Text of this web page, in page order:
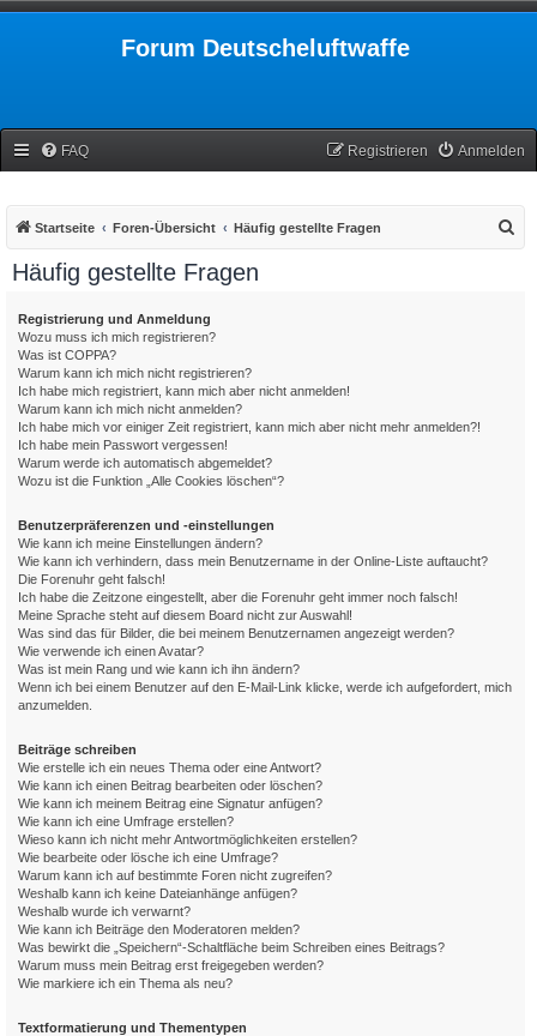
Forum Deutscheluftwaffe
FAQ Anmelden
Registrieren
Startseite Foren-Übersicht Häufig gestellte Fragen
Häufig gestellte Fragen
Registrierung und Anmeldung
Wozu muss ich mich registrieren?
Was ist COPPA?
Warum kann ich mich nicht registrieren?
Ich habe mich registriert, kann mich aber nicht anmelden!
Warum kann ich mich nicht anmelden?
Ich habe mich vor einiger Zeit registriert, kann mich aber nicht mehr anmelden?!
Ich habe mein Passwort vergessen!
Warum werde ich automatisch abgemeldet?
Wozu ist die Funktion „Alle Cookies löschen“?
Benutzerpräferenzen und -einstellungen
Wie kann ich meine Einstellungen ändern?
Wie kann ich verhindern, dass mein Benutzername in der Online-Liste auftaucht?
Die Forenuhr geht falsch!
Ich habe die Zeitzone eingestellt, aber die Forenuhr geht immer noch falsch!
Meine Sprache steht auf diesem Board nicht zur Auswahl!
Was sind das für Bilder, die bei meinem Benutzernamen angezeigt werden?
Wie verwende ich einen Avatar?
Was ist mein Rang und wie kann ich ihn ändern?
Wenn ich bei einem Benutzer auf den E-Mail-Link klicke, werde ich aufgefordert, mich
anzumelden.
Beiträge schreiben
Wie erstelle ich ein neues Thema oder eine Antwort?
Wie kann ich einen Beitrag bearbeiten oder löschen?
Wie kann ich meinem Beitrag eine Signatur anfügen?
Wie kann ich eine Umfrage erstellen?
Wieso kann ich nicht mehr Antwortmöglichkeiten erstellen?
Wie bearbeite oder lösche ich eine Umfrage?
Warum kann ich auf bestimmte Foren nicht zugreifen?
Weshalb kann ich keine Dateianhänge anfügen?
Weshalb wurde ich verwarnt?
Wie kann ich Beiträge den Moderatoren melden?
Was bewirkt die „Speichern“-Schaltfläche beim Schreiben eines Beitrags?
Warum muss mein Beitrag erst freigegeben werden?
Wie markiere ich ein Thema als neu?
Textformatierung und Thementypen